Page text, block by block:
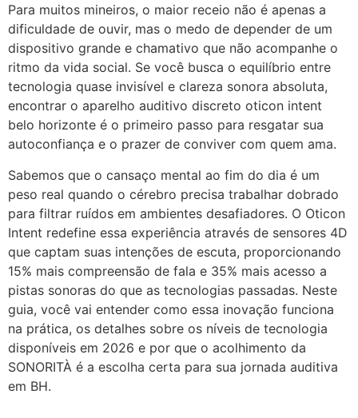
Para muitos mineiros, o maior receio não é apenas a
dificuldade de ouvir, mas o medo de depender de um
dispositivo grande e chamativo que não acompanhe o
ritmo da vida social. Se você busca o equilíbrio entre
tecnologia quase invisível e clareza sonora absoluta,
encontrar o aparelho auditivo discreto oticon intent
belo horizonte é o primeiro passo para resgatar sua
autoconfiança e o prazer de conviver com quem ama.
Sabemos que o cansaço mental ao fim do dia é um
peso real quando o cérebro precisa trabalhar dobrado
para filtrar ruídos em ambientes desafiadores. O Oticon
Intent redefine essa experiência através de sensores 4D
que captam suas intenções de escuta, proporcionando
15% mais compreensão de fala e 35% mais acesso a
pistas sonoras do que as tecnologias passadas. Neste
guia, você vai entender como essa inovação funciona
na prática, os detalhes sobre os níveis de tecnologia
disponíveis em 2026 e por que o acolhimento da
SONORITÀ é a escolha certa para sua jornada auditiva
em BH.